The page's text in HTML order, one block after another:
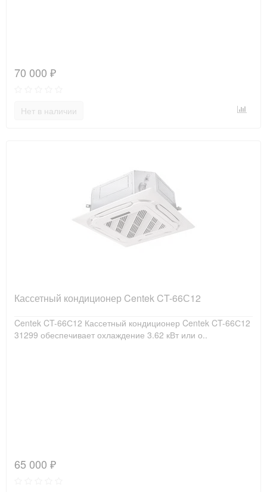
70 000 ₽
Нет в наличии
Кассетный кондиционер Centek CT-66С12
Centek CT-66С12 Кассетный кондиционер Centek CT-66С12
31299 обеспечивает охлаждение 3.62 кВт или о..
65 000 ₽